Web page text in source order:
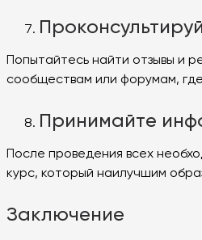
Попытайтесь найти отзывы и
сообществам или форумам,
Принимайте
После проведения всех
курс, который наилучшим
Заключение